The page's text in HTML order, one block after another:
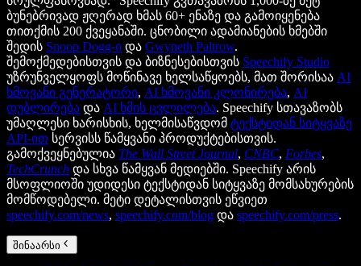
ბუნებრივად ჟღერად ხმას 60+ ენაზე და გამოიყენება
თითქმის 200 ქვეყანაში. ცნობილი ადამიანების ხმებში
შედის Snoop Dogg-ი და Gwyneth Paltrow.
შემოქმედებისთვის და ბიზნესებისთვის Speechify Studio
უზრუნველყოფს მოწინავე ხელსაწყოებს, მათ შორისაა AI
ხმოვანი გენერატორი, AI ხმოვანი კლონირება, AI
დუბლირება და AI ხმის ცვლილება. Speechify სთავაზობს
უმაღლესი ხარისხის, ხელმისაწვდომ ტექსტიდან სიტყვაზე
API-ით სერვისს წამყვანი პროდუქტებისთვის.
გამოქვეყნებულია The Wall Street Journal, CNBC, Forbes,
TechCrunch და სხვა წამყვან მედიებში. Speechify არის
მსოფლიოში უდიდესი ტექსტიდან სიტყვაზე მომსახურების
მომწოდებელი. მეტი დეტალისთვის ეწვიეთ
speechify.com/news, speechify.com/blog და speechify.com/press.
შინაარსი